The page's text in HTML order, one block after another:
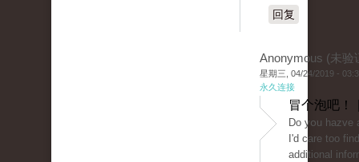
回复
Anonymous (未验
星期三, 04/24/2019 -
永久连接
冒个泡吧！
Do yօu hazve
I'd care toο
additional